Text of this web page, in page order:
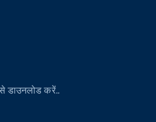
डाउनलोड करें..